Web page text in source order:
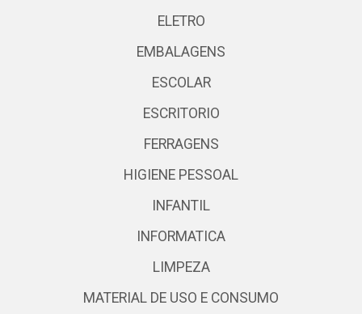
ELETRO
EMBALAGENS
ESCOLAR
ESCRITORIO
FERRAGENS
HIGIENE PESSOAL
INFANTIL
INFORMATICA
LIMPEZA
MATERIAL DE USO E CONSUMO